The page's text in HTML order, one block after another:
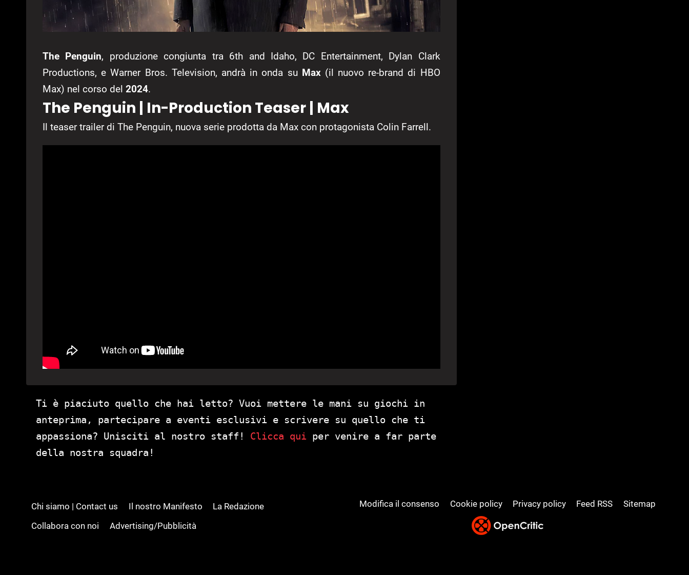
The Penguin, produzione congiunta tra 6th and Idaho, DC Entertainment, Dylan Clark
Productions, e Warner Bros. Television, andrà in onda su Max(il nuovo re-brand di HBO
Max) nel corso del 2024.
The Penguin | In-Production Teaser | Max
Il teaser trailer di The Penguin, nuova serie prodotta da Max con protagonista Colin Farrell.
Ti è piaciuto quello che hai letto? Vuoi mettere le mani su giochi in
anteprima, partecipare a eventi esclusivi e scrivere su quello che ti
appassiona? Unisciti al nostro staff! Clicca qui per venire a far parte
della nostra squadra!
Chi siamo | Contact us Il nostro Manifesto
La Redazione
Collabora con noi
Advertising/Pubblicità
Modifica il consenso Cookie policy Privacy policy Feed RSS Sitemap